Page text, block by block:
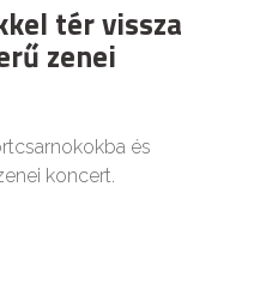
tér vissza
zenei
és
koncert.